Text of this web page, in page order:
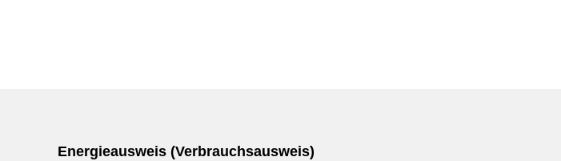
Energieausweis (Verbrauchsausweis)